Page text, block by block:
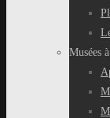
Musées